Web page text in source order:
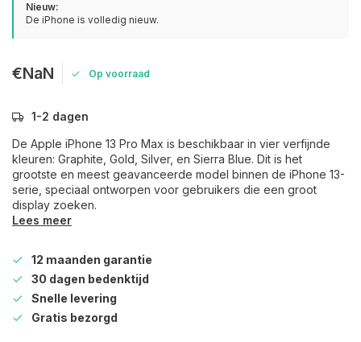
Nieuw:
De iPhone is volledig nieuw.
€NaN Op voorraad
1-2 dagen
De Apple iPhone 13 Pro Max is beschikbaar in vier verfijnde
kleuren: Graphite, Gold, Silver, en Sierra Blue. Dit is het
grootste en meest geavanceerde model binnen de iPhone 13-
serie, speciaal ontworpen voor gebruikers die een groot
display zoeken.
Lees meer
12 maanden garantie
30 dagen bedenktijd
Snelle levering
Gratis bezorgd